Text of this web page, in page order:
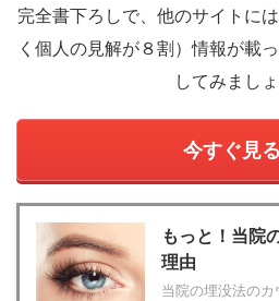
完全書下ろしで、他のサイトに
く個人の見解が８割）情報が載
してみましょ
今すぐ見る
もっと！当院
理由
当院の埋没法の